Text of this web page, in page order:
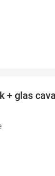
+ glas